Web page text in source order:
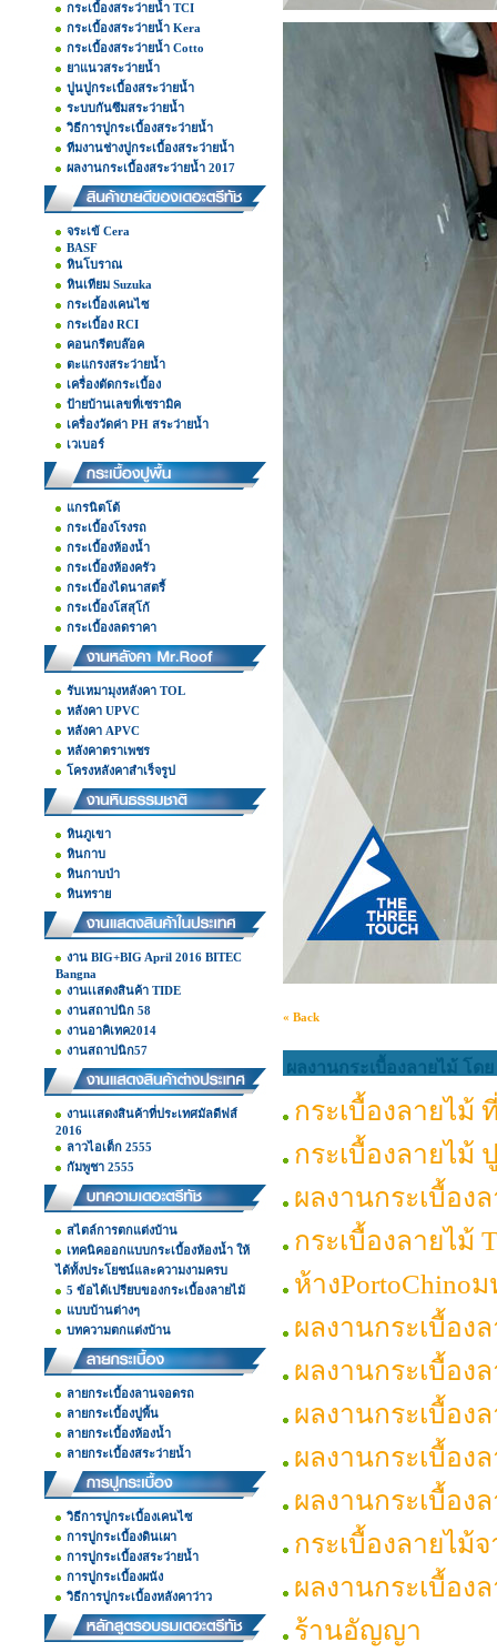
กระเบื้องสระว่ายน้ำ TCI
กระเบื้องสระว่ายน้ำ Kera
กระเบื้องสระว่ายน้ำ Cotto
ยาแนวสระว่ายน้ำ
ปูนปูกระเบื้องสระว่ายน้ำ
ระบบกันซึมสระว่ายน้ำ
วิธีการปูกระเบื้องสระว่ายน้ำ
ทีมงานช่างปูกระเบื้องสระว่ายน้ำ
ผลงานกระเบื้องสระว่ายน้ำ 2017
จระเข้ Cera
BASF
หินโบราณ
หินเทียม Suzuka
กระเบื้องเคนไซ
กระเบื้อง RCI
คอนกรีตบล๊อค
ตะแกรงสระว่ายน้ำ
เครื่องตัดกระเบื้อง
ป้ายบ้านเลขที่เซรามิค
เครื่องวัดค่า PH สระว่ายน้ำ
เวเบอร์
แกรนิตโต้
กระเบื้องโรงรถ
กระเบื้องห้องน้ำ
กระเบื้องห้องครัว
กระเบื้องไดนาสตรี้
กระเบื้องโสสุโก้
กระเบื้องลดราคา
รับเหมามุงหลังคา TOL
หลังคา UPVC
หลังคา APVC
หลังคาตราเพชร
โครงหลังคาสำเร็จรูป
หินภูเขา
หินกาบ
หินกาบป่า
หินทราย
งาน BIG+BIG April 2016 BITEC
Bangna
งานเเสดงสินค้า TIDE
งานสถาปนิก 58
งานอาคิเทค2014
งานสถาปนิก57
งานเเสดงสินค้าที่ประเทศมัลดีฟส์
2016
ลาวไอเต็ก 2555
กัมพูชา 2555
สไตล์การตกแต่งบ้าน
เทคนิคออกแบบกระเบื้องห้องน้ำ ให้
ได้ทั้งประโยชน์และความงามครบ
5 ข้อได้เปรียบของกระเบื้องลายไม้
แบบบ้านต่างๆ
บทความตกแต่งบ้าน
ลายกระเบื้องลานจอดรถ
ลายกระเบื้องปูพื้น
ลายกระเบื้องห้องน้ำ
ลายกระเบื้องสระว่ายน้ำ
วิธีการปูกระเบื้องเคนไซ
การปูกระเบื้องดินเผา
การปูกระเบื้องสระว่ายน้ำ
การปูกระเบื้องผนัง
วิธีการปูกระเบื้องหลังคาว่าว
« Back
ผลงานกระเบื้องลายไม้ โด
กระเบื้องลายไ
กระเบื้องลายไม้
ผลงานกระเบื้อง
กระเบื้องลายไม้
ห้างPortoChino
ผลงานกระเบื้อง
ผลงานกระเบื้อง
ผลงานกระเบื้อง
ผลงานกระเบื้อง
ผลงานกระเบื้อง
กระเบื้องลายไม้
ผลงานกระเบื้องล
ร้านอัญญา